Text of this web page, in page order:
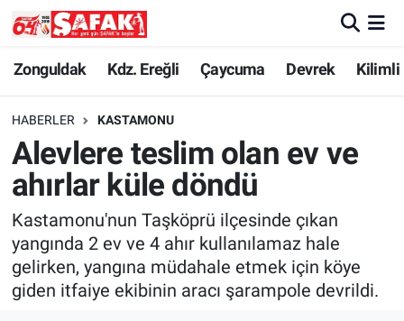
Zonguldak Kdz. Ereğli Çaycuma Devrek Kilimli
HABERLER KASTAMONU
Alevlere teslim olan ev ve
ahırlar küle döndü
Kastamonu'nun Taşköprü ilçesinde çıkan
yangında 2 ev ve 4 ahır kullanılamaz hale
gelirken, yangına müdahale etmek için köye
giden itfaiye ekibinin aracı şarampole devrildi.
Zonguldak
Kdz. Ereğli
Çaycuma
Kilimli
Asayiş
Zonguldak Nöbetçi Eczaneler
Zonguldak Hava Durumu
Zonguldak Namaz Vakitleri
Süper Lig Puan Durumu ve Fikstür
Tüm Manşetler